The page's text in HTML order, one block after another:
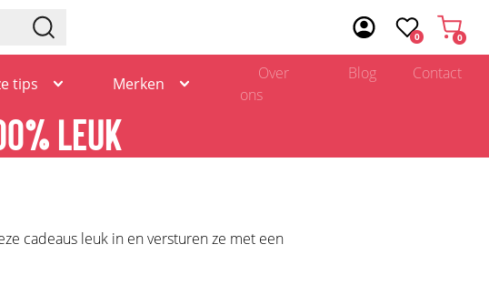
tips Merken
Over
ons
Blog Contact
0 0
LEUK
cadeaus leuk in en versturen ze met een